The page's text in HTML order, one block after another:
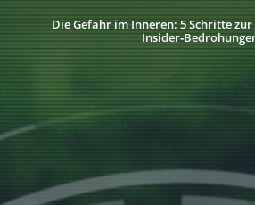
Die Gefahr im Inneren: 5 Schritte